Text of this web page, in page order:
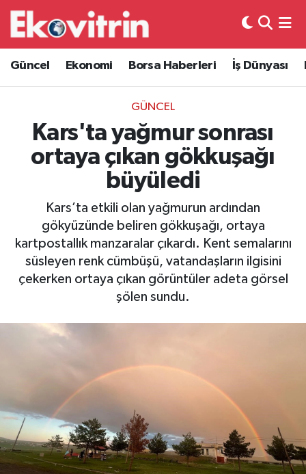
Güncel Ekonomi Borsa Haberleri İş Dünyası
GÜNCEL
Kars'ta yağmur sonrası
ortaya çıkan gökkuşağı
büyüledi
Kars’ta etkili olan yağmurun ardından
gökyüzünde beliren gökkuşağı, ortaya
kartpostallık manzaralar çıkardı. Kent semalarını
süsleyen renk cümbüşü, vatandaşların ilgisini
çekerken ortaya çıkan görüntüler adeta görsel
şölen sundu.
Güncel
Ekonomi
Borsa Haberleri
İş Dünyası
Otovitrin
Asayiş
Gayrimenkul
Eğitim
Hava Durumu
Trafik Durumu
Süper Lig Puan Durumu ve Fikstür
Tüm Manşetler
Son Dakika Haberleri
Haber Arşivi